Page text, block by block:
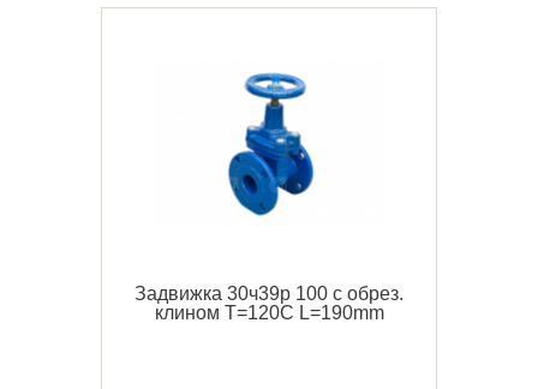
Задвижка 30ч39р 100 с обрез.
клином Т=120С L=190mm